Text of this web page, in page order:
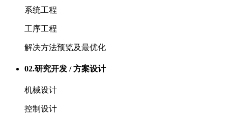
系统工程
工序工程
解决方法预览及最优化
02.研究开发 / 方案设计
机械设计
控制设计